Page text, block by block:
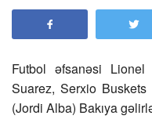
Futbol əfsanəsi
Suarez, Serxio
(Jordi Alba) Bakıya